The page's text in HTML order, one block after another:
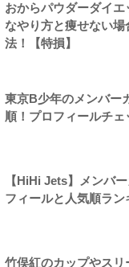
おからパウダーダイ
なやり方と痩せない場
法！【特損】
東京B少年のメンバー
順！プロフィールチェ
【HiHi Jets】メンバ
フィールと人気順ラン
竹俣紅のカップやスリ